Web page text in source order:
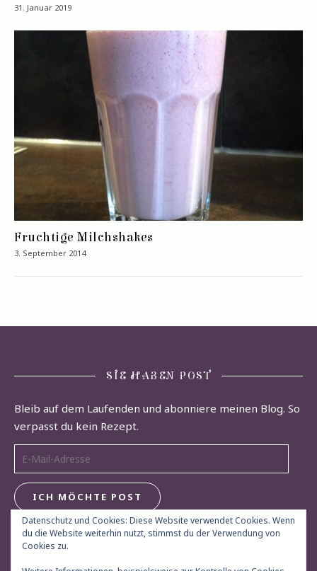
31. Januar 2019
Fruchtige Milchshakes
3. September 2014
SIE HABEN POST
Bleib auf dem Laufenden und abonniere meinen Blog. So
verpasst du kein Rezept.
E-Mail-Adresse
ICH MÖCHTE POST
Datenschutz und Cookies: Diese Website verwendet Cookies. Wenn
du die Website weiterhin nutzt, stimmst du der Verwendung von
Cookies zu.